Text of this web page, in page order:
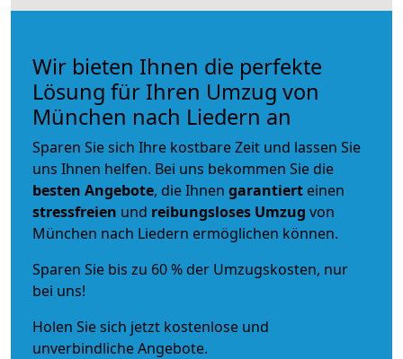
Wir bieten Ihnen die perfekte
Lösung für Ihren Umzug von
München nach Liedern an
Sparen Sie sich Ihre kostbare Zeit und lassen Sie
uns Ihnen helfen. Bei uns bekommen Sie die
besten Angebote, die Ihnen garantiert einen
stressfreien und reibungsloses Umzug von
München nach Liedern ermöglichen können.
Sparen Sie bis zu 60 % der Umzugskosten, nur
bei uns!
Holen Sie sich jetzt kostenlose und
unverbindliche Angebote.